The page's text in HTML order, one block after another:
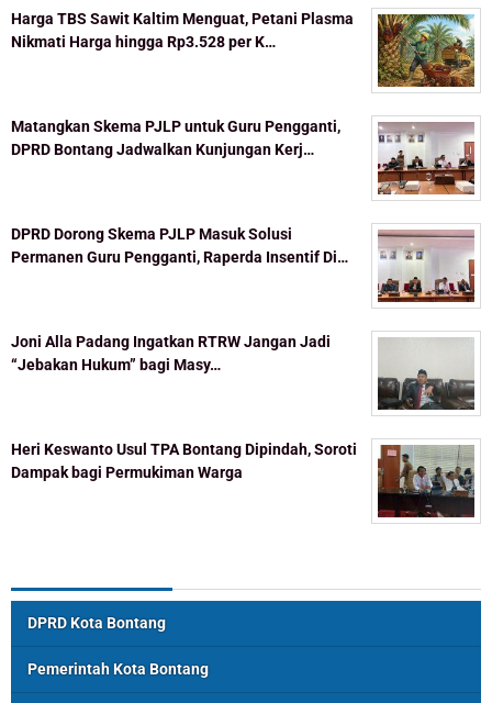
Harga TBS Sawit Kaltim Menguat, Petani Plasma
Nikmati Harga hingga Rp3.528 per K…
Matangkan Skema PJLP untuk Guru Pengganti,
DPRD Bontang Jadwalkan Kunjungan Kerj…
DPRD Dorong Skema PJLP Masuk Solusi
Permanen Guru Pengganti, Raperda Insentif Di…
Joni Alla Padang Ingatkan RTRW Jangan Jadi
“Jebakan Hukum” bagi Masy…
Heri Keswanto Usul TPA Bontang Dipindah, Soroti
Dampak bagi Permukiman Warga
DPRD Kota Bontang
Pemerintah Kota Bontang